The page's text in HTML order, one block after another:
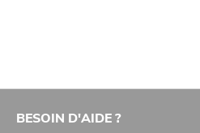
BESOIN D'AIDE ?